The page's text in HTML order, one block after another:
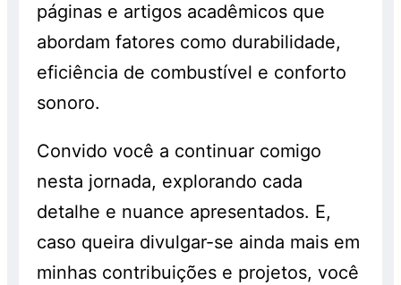
páginas e artigos acadêmicos que
abordam fatores como durabilidade,
eficiência de combustível e conforto
sonoro.
Convido você a continuar comigo
nesta jornada, explorando cada
detalhe e nuance apresentados. E,
caso queira divulgar-se ainda mais em
minhas contribuições e projetos, você